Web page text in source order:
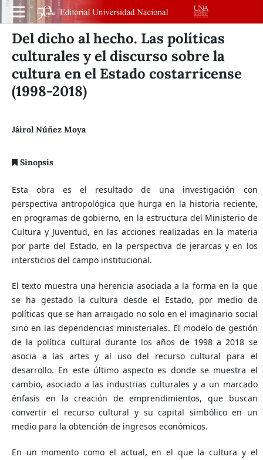
Del dicho al hecho. Las políticas
culturales y el discurso sobre la
cultura en el Estado costarricense
(1998-2018)
Jáirol Núñez Moya
Sinopsis
Esta obra es el resultado de una investigación con
perspectiva antropológica que hurga en la historia reciente,
en programas de gobierno, en la estructura del Ministerio de
Cultura y Juventud, en las acciones realizadas en la materia
por parte del Estado, en la perspectiva de jerarcas y en los
intersticios del campo institucional.
El texto muestra una herencia asociada a la forma en la que
se ha gestado la cultura desde el Estado, por medio de
políticas que se han arraigado no solo en el imaginario social
sino en las dependencias ministeriales. El modelo de gestión
de la política cultural durante los años de 1998 a 2018 se
asocia a las artes y al uso del recurso cultural para el
desarrollo. En este último aspecto es donde se muestra el
cambio, asociado a las industrias culturales y a un marcado
énfasis en la creación de emprendimientos, que buscan
convertir el recurso cultural y su capital simbólico en un
medio para la obtención de ingresos económicos.
En un momento como el actual, en el que la cultura y el